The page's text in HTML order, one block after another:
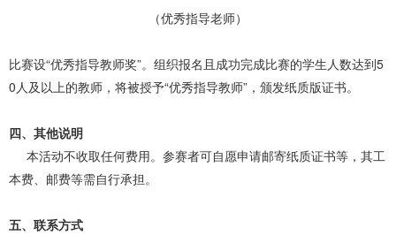
（优秀指导老师）
比赛设“优秀指导教师奖”。组织报名且成功完成比赛的学生人数达到5
0人及以上的教师，将被授予“优秀指导教师”，颁发纸质版证书。
四、其他说明
本活动不收取任何费用。参赛者可自愿申请邮寄纸质证书等，其工
本费、邮费等需自行承担。
五、联系方式